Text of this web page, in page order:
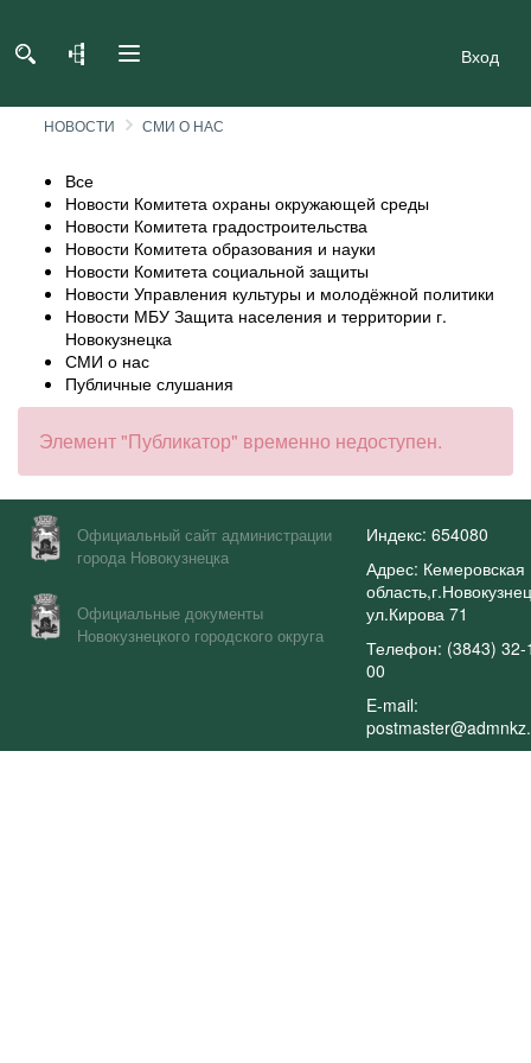
Вход
НОВОСТИ СМИ О НАС
Все
Новости Комитета охраны окружающей среды
Новости Комитета градостроительства
Новости Комитета образования и науки
Новости Комитета социальной защиты
Новости Управления культуры и молодёжной политики
Новости МБУ Защита населения и территории г.
Новокузнецка
СМИ о нас
Публичные слушания
Элемент "Публикатор" временно недоступен.
Официальный сайт администрации
города Новокузнецка
Официальные документы
Новокузнецкого городского округа
Индекс: 654080
Адрес: Кемеровская
ул.Кирова 71
Телефон: (3843) 32-
00
E-mail: